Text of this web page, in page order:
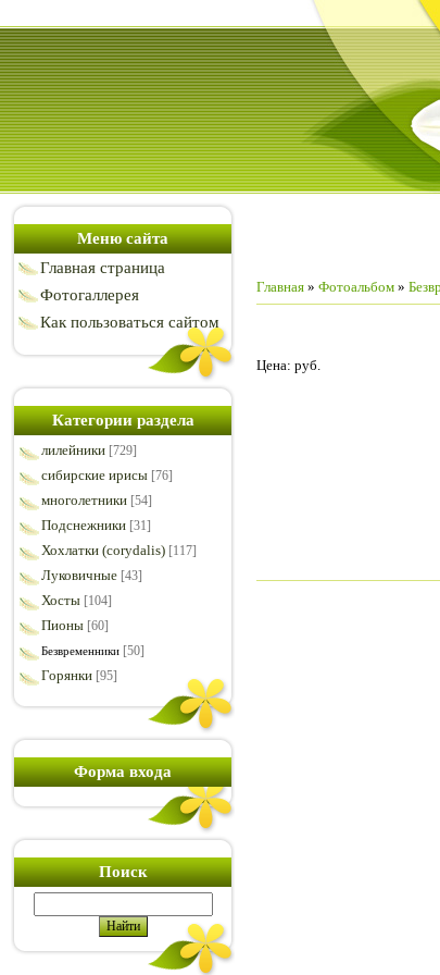
Меню сайта
Главная страница
Фотогаллерея
Как пользоваться сайтом
Категории раздела
лилейники [729]
сибирские ирисы [76]
многолетники [54]
Подснежники [31]
Хохлатки (corydalis) [117]
Луковичные [43]
Хосты [104]
Пионы [60]
Безвременники [50]
Горянки [95]
Форма входа
Поиск
Главная » Фотоальбом »
Цена: руб.